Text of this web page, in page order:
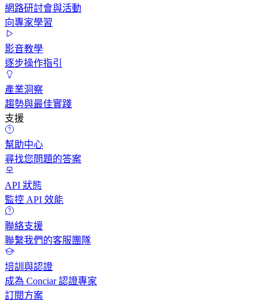
網路研討會與活動
向專家學習
影音教學
逐步操作指引
產業洞察
趨勢與最佳實踐
支援
幫助中心
尋找您問題的答案
API 狀態
監控 API 效能
聯絡支援
聯繫我們的客服團隊
培訓與認證
成為 Conciar 認證專家
訂閱方案